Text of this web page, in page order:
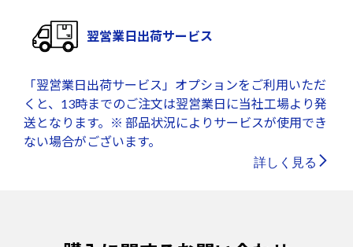
翌営業日出荷サービス
「翌営業日出荷サービス」オプションをご利用いただ
くと、13時までのご注文は翌営業日に当社工場より発
送となります。※ 部品状況によりサービスが使用でき
ない場合がございます。
詳しく見る